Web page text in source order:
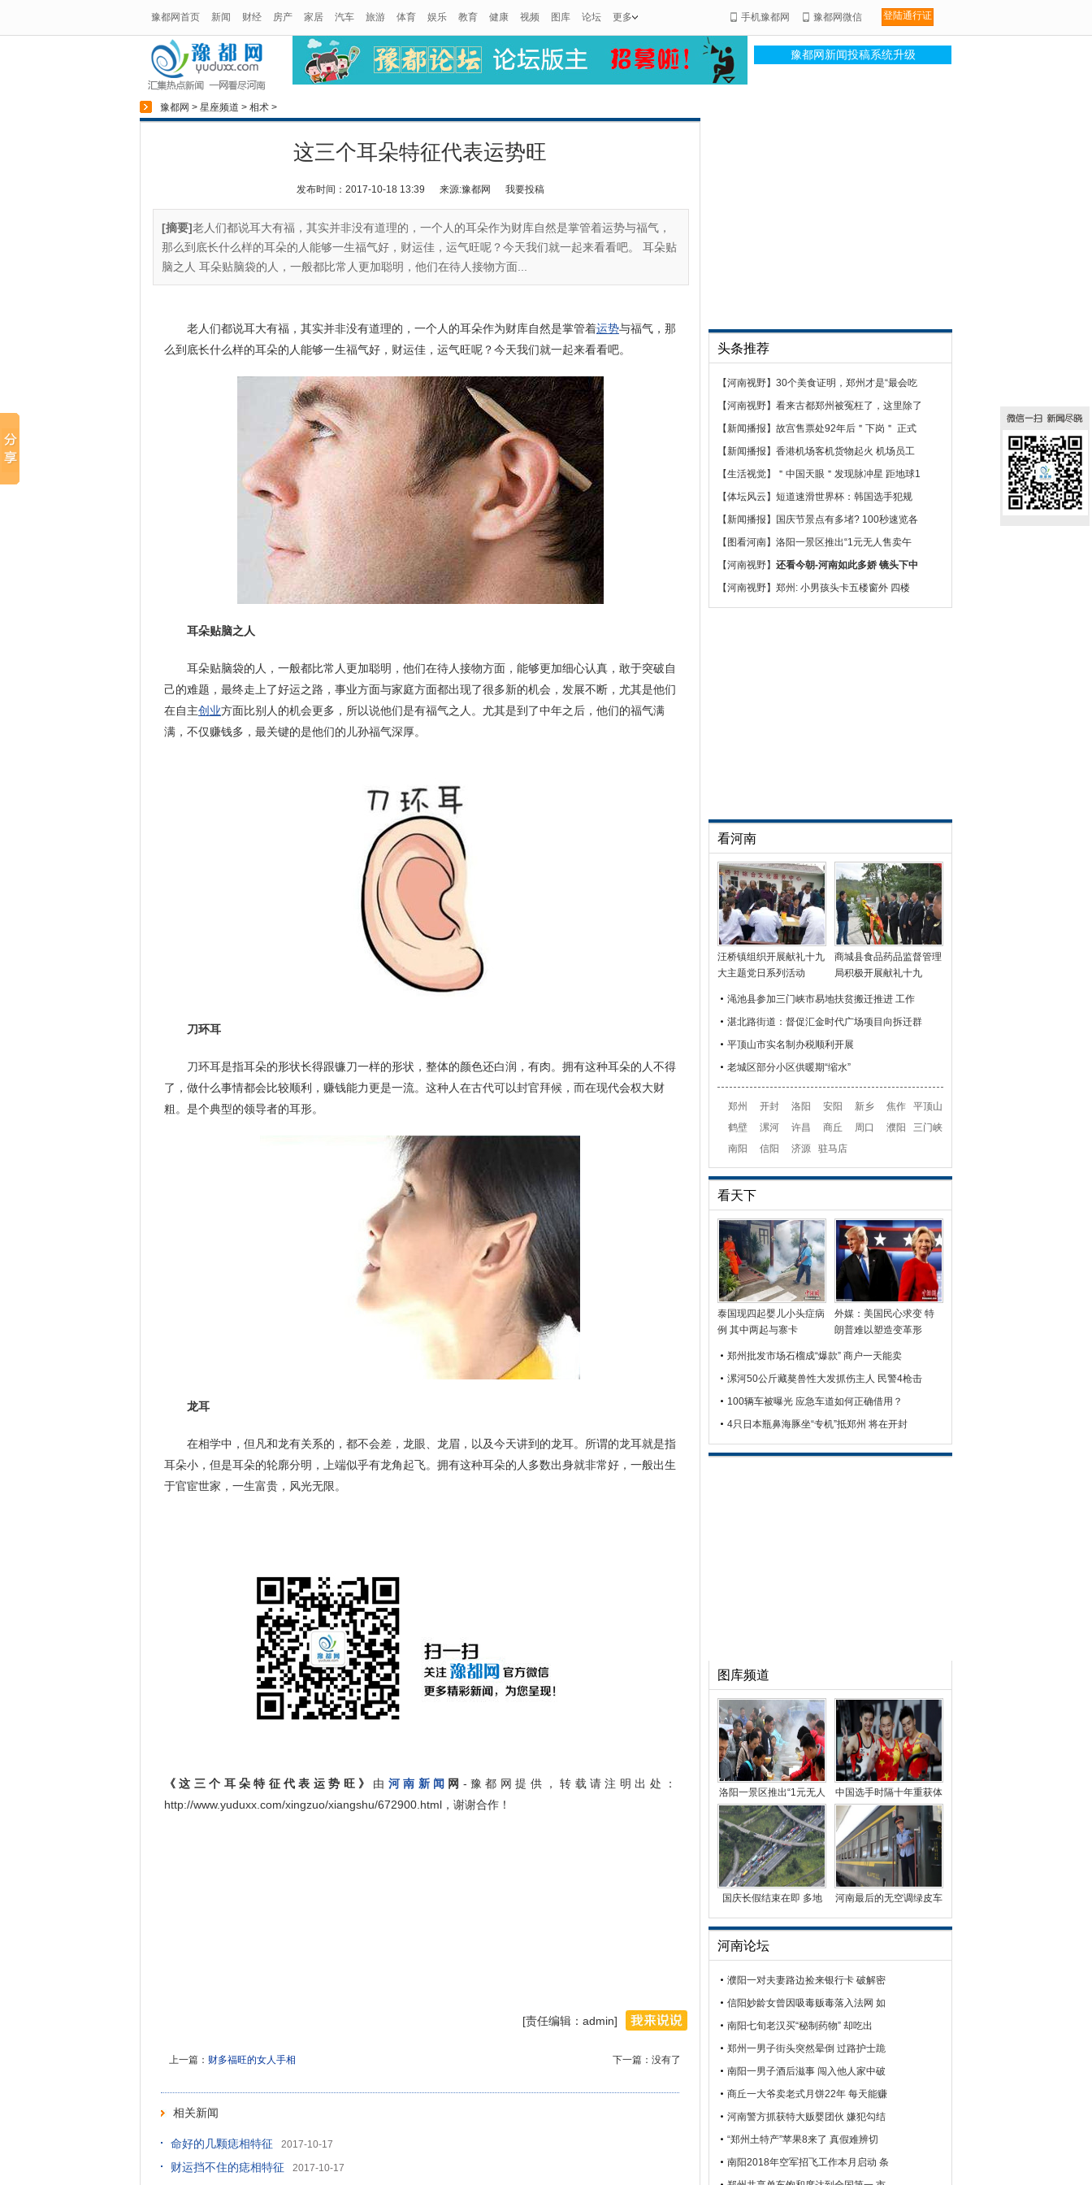
豫都网首页 新闻 财经 房产 家居 汽车 旅游 体育 娱乐 教育 健康 视频 图库 论坛 更多 手机豫都网 豫都网微信 登陆通行证
豫都网新闻投稿系统升级
豫都网 > 星座频道 > 相术 >
这三个耳朵特征代表运势旺
发布时间：2017-10-18 13:39 来源:豫都网 我要投稿
[摘要]老人们都说耳大有福，其实并非没有道理的，一个人的耳朵作为财库自然是掌管着运势与福气，
那么到底长什么样的耳朵的人能够一生福气好，财运佳，运气旺呢？今天我们就一起来看看吧。 耳朵贴
脑之人 耳朵贴脑袋的人，一般都比常人更加聪明，他们在待人接物方面...
老人们都说耳大有福，其实并非没有道理的，一个人的耳朵作为财库自然是掌管着运势与福气，那
么到底长什么样的耳朵的人能够一生福气好，财运佳，运气旺呢？今天我们就一起来看看吧。
耳朵贴脑之人
耳朵贴脑袋的人，一般都比常人更加聪明，他们在待人接物方面，能够更加细心认真，敢于突破自
己的难题，最终走上了好运之路，事业方面与家庭方面都出现了很多新的机会，发展不断，尤其是他们
在自主创业方面比别人的机会更多，所以说他们是有福气之人。尤其是到了中年之后，他们的福气满
满，不仅赚钱多，最关键的是他们的儿孙福气深厚。
刀环耳
刀环耳是指耳朵的形状长得跟镰刀一样的形状，整体的颜色还白润，有肉。拥有这种耳朵的人不得
了，做什么事情都会比较顺利，赚钱能力更是一流。这种人在古代可以封官拜候，而在现代会权大财
粗。是个典型的领导者的耳形。
龙耳
在相学中，但凡和龙有关系的，都不会差，龙眼、龙眉，以及今天讲到的龙耳。所谓的龙耳就是指
耳朵小，但是耳朵的轮廓分明，上端似乎有龙角起飞。拥有这种耳朵的人多数出身就非常好，一般出生
于官宦世家，一生富贵，风光无限。
《这三个耳朵特征代表运势旺》 由 河南新闻 网 -豫都网提供，转载请注明出处：
http://www.yuduxx.com/xingzuo/xiangshu/672900.html，谢谢合作！
[责任编辑：admin]
下一篇：没有了
上一篇： 财多福旺的女人手相
相关新闻
命好的几颗痣相特征 2017-10-17
财运挡不住的痣相特征 2017-10-17
头条推荐
【河南视野】 30个美食证明，郑州才是“最会吃
【河南视野】 看来古都郑州被冤枉了，这里除了
【新闻播报 】 故宫售票处92年后＂下岗＂ 正式
【新闻播报 】 香港机场客机货物起火 机场员工
【生活视觉】
＂中国天眼＂发现脉冲星 距地球1
【体坛风云 】 短道速滑世界杯：韩国选手犯规
【新闻播报 】
国庆节景点有多堵? 100秒速览各
【 图看河南】 洛阳一景区推出“1元无人售卖午
【河南视野】 还看今朝-河南如此多娇 镜头下中
【河南视野】 郑州: 小男孩头卡五楼窗外 四楼
看河南
汪桥镇组织开展献礼十九
大主题党日系列活动
商城县食品药品监督管理
局积极开展献礼十九
渑池县参加三门峡市易地扶贫搬迁推进 工作
湛北路街道：督促汇金时代广场项目向拆迁群
平顶山市实名制办税顺利开展
老城区部分小区供暖期“缩水”
郑州 开封 洛阳 安阳 新乡 焦作
平顶山
鹤壁
漯河 许昌 商丘 周口 濮阳
三门峡
南阳
信阳 济源 驻马店
看天下
泰国现四起婴儿小头症病
例 其中两起与寨卡
外媒：美国民心求变 特
朗普难以塑造变革形
郑州批发市场石榴成“爆款” 商户一天能卖
漯河50公斤藏獒兽性大发抓伤主人 民警4枪击
100辆车被曝光 应急车道如何正确借用？
4只日本瓶鼻海豚坐“专机”抵郑州 将在开封
图库频道
洛阳一景区推出“1元无人
售卖午餐” 引千人
中国选手时隔十年重获体
操世锦赛男子“全能
国庆长假结束在即 多地
河南最后的无空调绿皮车
河南论坛
濮阳一对夫妻路边捡来银行卡 破解密
信阳妙龄女曾因吸毒贩毒落入法网 如
南阳七旬老汉买“秘制药物” 却吃出
郑州一男子街头突然晕倒 过路护士跪
南阳一男子酒后滋事 闯入他人家中破
商丘一大爷卖老式月饼22年 每天能赚
河南警方抓获特大贩婴团伙 嫌犯勾结
“郑州土特产”苹果8来了 真假难辨切
南阳2018年空军招飞工作本月启动 条